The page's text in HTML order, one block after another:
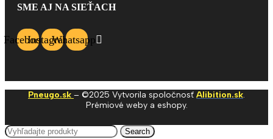
SME AJ NA SIEŤACH
FacebookInstagramWhatsapp
Pneugo.sk – ©2025 Vytvorila spoločnosť Alibition.sk.
Prémiové weby a eshopy.
Search